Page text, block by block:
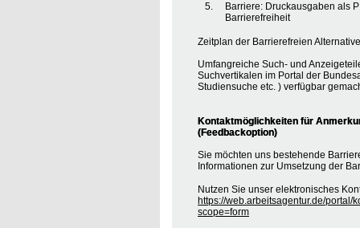
Barriere: Druckausgaben als
Barrierefreiheit
Zeitplan der Barrierefreien
Umfangreiche Such- und
Suchvertikalen im Portal der
Studiensuche etc. ) verfügbar
Kontaktmöglichkeiten für
(Feedbackoption)
Sie möchten uns bestehende
Informationen zur Umsetzung der
Nutzen Sie unser elektronisches
https://web.arbeitsagentur.de/portal/
scope=form